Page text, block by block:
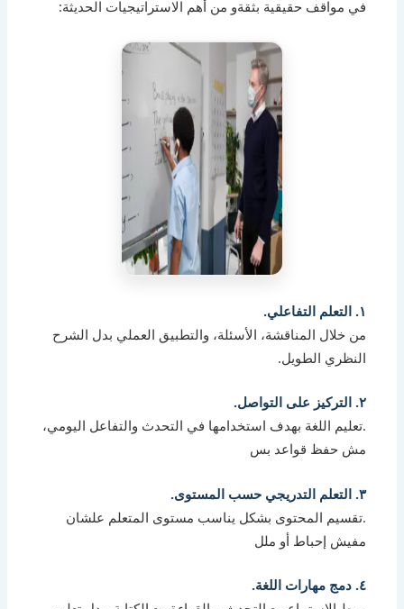
في مواقف حقيقية بثقةو من أهم الاستراتيجيات الحديثة:
١. التعلم التفاعلي.
من خلال المناقشة، الأسئلة، والتطبيق العملي بدل الشرح
النظري الطويل.
٢. التركيز على التواصل.
.تعليم اللغة بهدف استخدامها في التحدث والتفاعل اليومي،
مش حفظ قواعد بس
٣. التعلم التدريجي حسب المستوى.
.تقسيم المحتوى بشكل يناسب مستوى المتعلم علشان
مفيش إحباط أو ملل
٤. دمج مهارات اللغة.